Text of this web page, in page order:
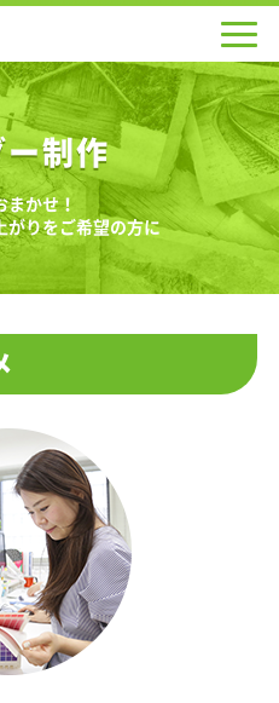
ー制作
まかせ！
がりをご希望の方に